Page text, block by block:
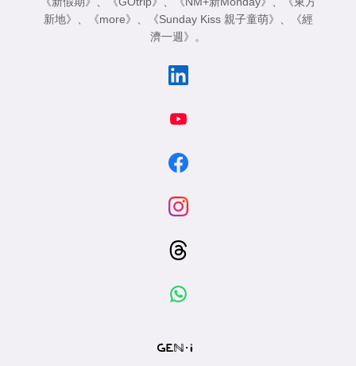
新地》
《more》 《Sunday Kiss 親子童萌》
《經
濟一週》
。